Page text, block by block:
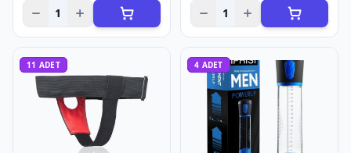
1 1
11 ADET 4 ADET